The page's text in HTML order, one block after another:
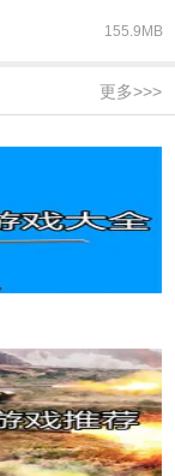
155.9MB
更多>>>